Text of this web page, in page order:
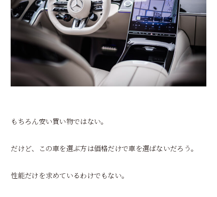
もちろん安い買い物ではない。
だけど、この車を選ぶ方は価格だけで車を選ばないだろう。
性能だけを求めているわけでもない。